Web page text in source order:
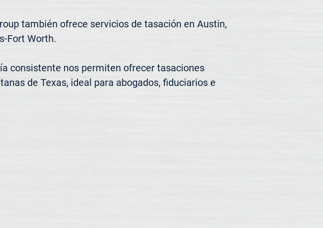
también ofrece servicios de tasación en Austin,
Fort Worth.
consistente nos permiten ofrecer tasaciones
de Texas, ideal para abogados, fiduciarios e